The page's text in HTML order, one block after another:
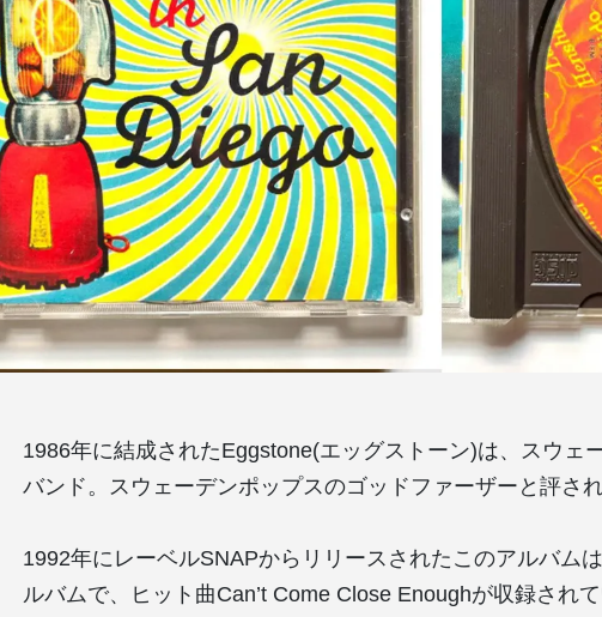
1986年に結成されたEggstone(エッグストーン)は、スウェ
バンド。スウェーデンポップスのゴッドファーザーと評され
1992年にレーベルSNAPからリリースされたこのアルバム
ルバムで、ヒット曲Can’t Come Close Enoughが収録され